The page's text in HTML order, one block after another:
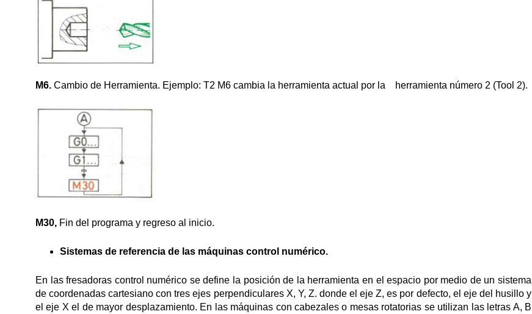
M6. Cambio de Herramienta. Ejemplo: T2 M6 cambia la herramienta actual por la herramienta número 2 (Tool 2).
M30, Fin del programa y regreso al inicio.
Sistemas de referencia de las máquinas control numérico.
En las fresadoras control numérico se define la posición de la herramienta en el espacio por medio de un sistema
de coordenadas cartesiano con tres ejes perpendiculares X, Y, Z. donde el eje Z, es por defecto, el eje del husillo y
el eje X el de mayor desplazamiento. En las máquinas con cabezales o mesas rotatorias se utilizan las letras A, B